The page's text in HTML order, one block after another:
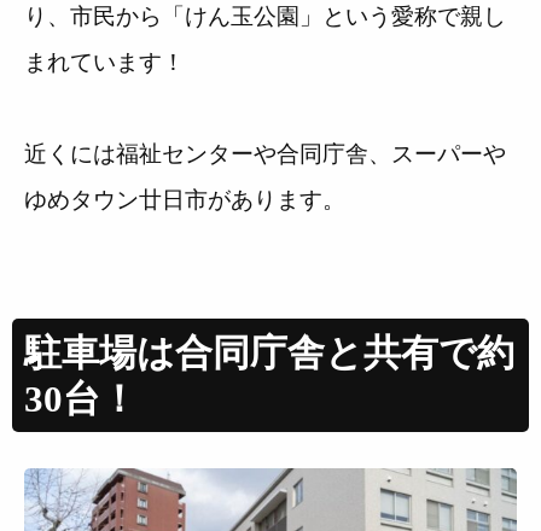
り、市民から「けん玉公園」という愛称で親し
まれています！
近くには福祉センターや合同庁舎、スーパーや
ゆめタウン廿日市があります。
駐車場は合同庁舎と共有で約
30台！